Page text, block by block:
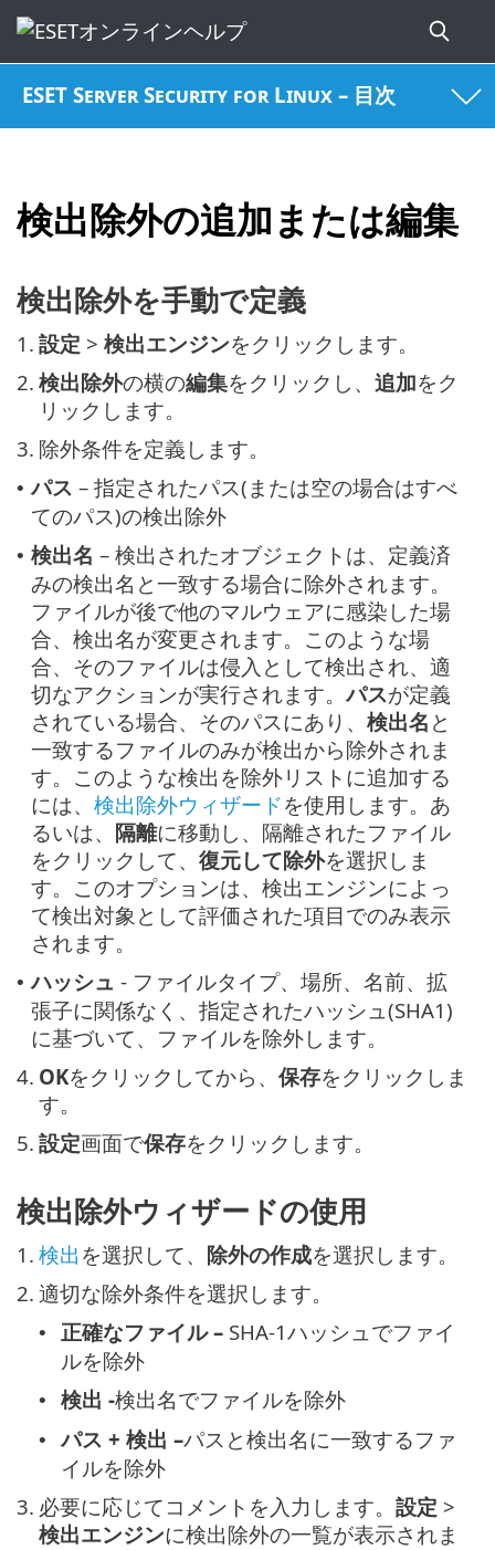
ESET Server Security for Linux – 目次
検出除外の追加または編集
検出除外を手動で定義
1. 設定 > 検出エンジンをクリックします。
2. 検出除外の横の編集をクリックし、 追加をク
リックします。
3. 除外条件を定義します。
• パス – 指定されたパス(または空の場合はすべ
てのパス)の検出除外
• 検出名 – 検出されたオブジェクトは、定義済
みの検出名と一致する場合に除外されます。
ファイルが後で他のマルウェアに感染した場
合、検出名が変更されます。このような場
合、そのファイルは侵入として検出され、適
切なアクションが実行されます。パスが定義
されている場合、そのパスにあり、 検出名 と
一致するファイルのみが検出から除外されま
す。このような検出を除外リストに追加する
には、 検出除外ウィザードを使用します。あ
るいは、 隔離に移動し、隔離されたファイル
をクリックして、 復元して除外を選択しま
す。このオプションは、検出エンジンによっ
て検出対象として評価された項目でのみ表示
されます。
• ハッシュ - ファイルタイプ、場所、名前、拡
張子に関係なく、指定されたハッシュ(SHA1)
に基づいて、ファイルを除外します。
4. OKをクリックしてから、 保存をクリックしま
す。
5. 設定画面で保存をクリックします。
検出除外ウィザードの使用
1. 検出 を選択して、 除外の作成を選択します。
2. 適切な除外条件を選択します。
• 正確なファイル – SHA-1ハッシュでファイ
ルを除外
• 検出 -検出名でファイルを除外
• パス + 検出 –パスと検出名に一致するファ
イルを除外
3. 必要に応じてコメントを入力します。 設定 >
検出エンジンに検出除外の一覧が表示されま